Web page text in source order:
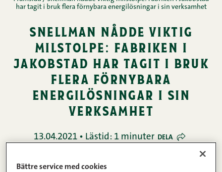
har tagit i bruk flera förnybara energilösningar i sin verksamhet
snellman nådde viktig
milstolpe: fabriken i
jakobstad har tagit i bruk
flera förnybara
energilösningar i sin
verksamhet
13.04.2021 • Lästid: 1 minuter DELA
Bättre service med cookies